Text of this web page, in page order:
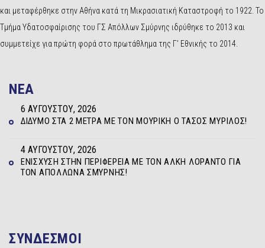
και μεταφέρθηκε στην Αθήνα κατά τη Μικρασιατική Καταστροφή το 1922. Το
Τμήμα Υδατοσφαίρισης του ΓΣ Απόλλων Σμύρνης ιδρύθηκε το 2013 και
συμμετείχε για πρώτη φορά στο πρωτάθλημα της Γ’ Εθνικής το 2014.
NEA
ΔΊΔΥΜΟ ΣΤΑ 2 ΜΈΤΡΑ ΜΕ ΤΟΝ ΜΟΥΡΊΚΗ Ο ΤΆΣΟΣ ΜΥΡΊΛΟΣ!
6 ΑΥΓΟΎΣΤΟΥ, 2026
ΕΝΊΣΧΥΣΗ ΣΤΗΝ ΠΕΡΙΦΈΡΕΙΑ ΜΕ ΤΟΝ ΆΛΚΗ ΛΟΡΆΝΤΟ ΓΙΑ
ΤΟΝ ΑΠΌΛΛΩΝΑ ΣΜΎΡΝΗΣ!
4 ΑΥΓΟΎΣΤΟΥ, 2026
ΣΥΝΔΕΣΜΟΙ